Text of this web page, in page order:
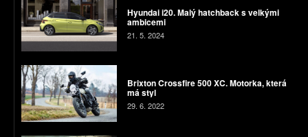
Hyundai i20. Malý hatchback s velkými
ambicemi
21. 5. 2024
Brixton Crossfire 500 XC. Motorka, která
má styl
29. 6. 2022